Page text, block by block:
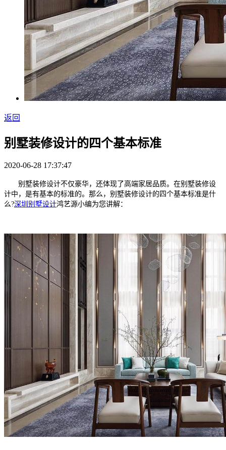
返回
别墅装修设计的四个基本标准
2020-06-28 17:37:47
别墅装修设计不仅豪华，还体现了高端家居品质。在别墅装修设
计中，是有基本的标准的。那么，别墅装修设计的四个基本标准是什
么?深圳别墅设计鸿艺源小编为您讲解：